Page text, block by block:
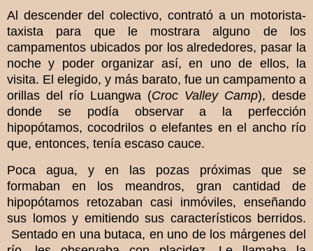
Al descender del colectivo, contrató a un motorista-
taxista para que le mostrara alguno de los
campamentos ubicados por los alrededores, pasar la
noche y poder organizar así, en uno de ellos, la
visita. El elegido, y más barato, fue un campamento a
orillas del río Luangwa (Croc Valley Camp), desde
donde se podía observar a la perfección
hipopótamos, cocodrilos o elefantes en el ancho río
que, entonces, tenía escaso cauce.
Poca agua, y en las pozas próximas que se
formaban en los meandros, gran cantidad de
hipopótamos retozaban casi inmóviles, enseñando
sus lomos y emitiendo sus característicos berridos.
Sentado en una butaca, en uno de los márgenes del